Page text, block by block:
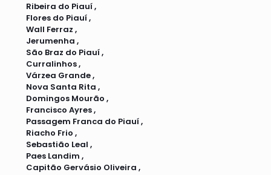
Ribeira do Piauí ,
Flores do Piauí ,
Wall Ferraz ,
Jerumenha ,
São Braz do Piauí ,
Curralinhos ,
Várzea Grande ,
Nova Santa Rita ,
Domingos Mourão ,
Francisco Ayres ,
Passagem Franca do Piauí ,
Riacho Frio ,
Sebastião Leal ,
Paes Landim ,
Capitão Gervásio Oliveira ,